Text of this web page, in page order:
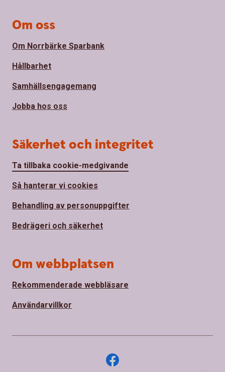
Om oss
Om Norrbärke Sparbank
Hållbarhet
Samhällsengagemang
Jobba hos oss
Säkerhet och integritet
Ta tillbaka cookie-medgivande
Så hanterar vi cookies
Behandling av personuppgifter
Bedrägeri och säkerhet
Om webbplatsen
Rekommenderade webbläsare
Användarvillkor